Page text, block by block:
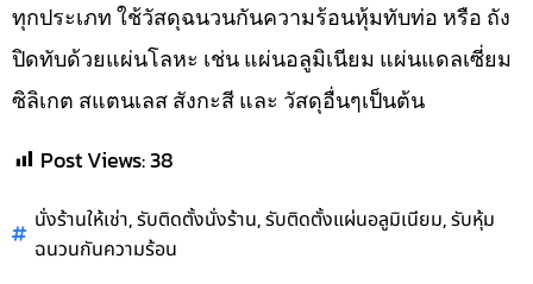
ทุกประเภท ใช้วัสดุฉนวนกันความร้อนหุ้มทับท่อ หรือ ถัง
ปิดทับด้วยแผ่นโลหะ เช่น แผ่นอลูมิเนียม แผ่นแดลเซี่ยม
ซิลิเกต สแตนเลส สังกะสี และ วัสดุอื่นๆเป็นต้น
Post Views:38
นั่งร้านให้เช่า,รับติดตั้งนั่งร้าน,รับติดตั้งแผ่นอลูมิเนียม,รับหุ้ม
ฉนวนกันความร้อน